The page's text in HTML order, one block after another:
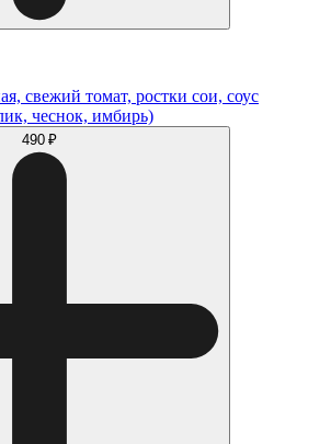
свежий томат, ростки сои, соус
чеснок, имбирь)
490 ₽